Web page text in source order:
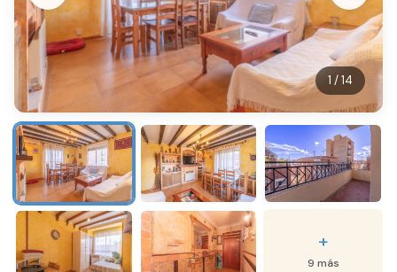
1 / 14
+
9 más